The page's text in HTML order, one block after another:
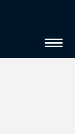
Toggle